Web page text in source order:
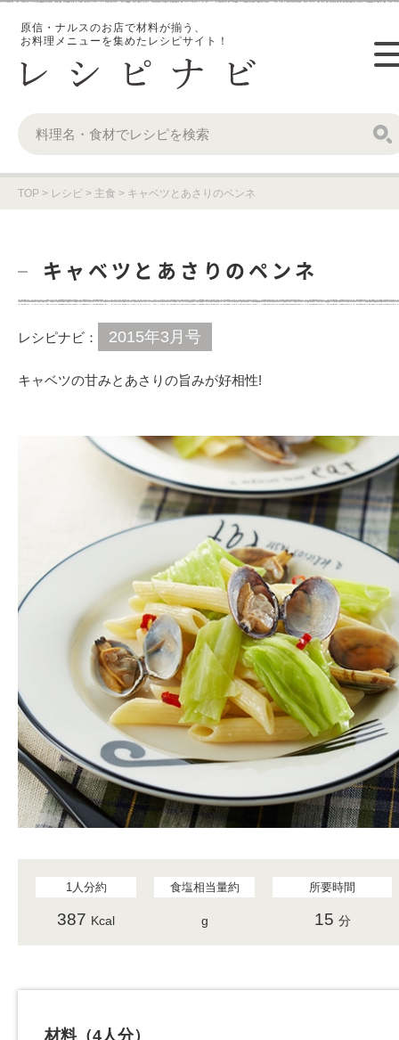
原信・ナルスのお店で材料が揃う、
お料理メニューを集めたレシピサイト！
TOP > レシピ > 主食 > キャベツとあさりのペンネ
キャベツとあさりのペンネ
レシピナビ： 2015年3月号
キャベツの甘みとあさりの旨みが好相性!
1人分約
387 Kcal
食塩相当量約
g
所要時間
15 分
材料（4人分）